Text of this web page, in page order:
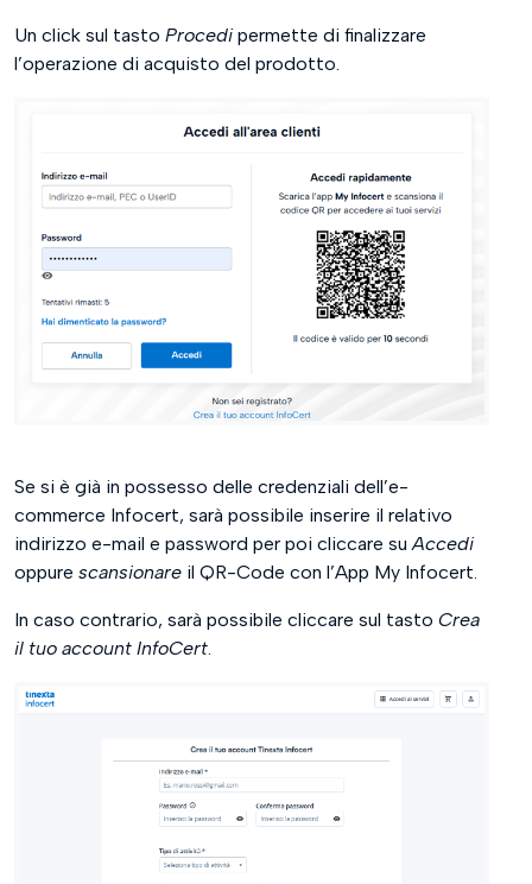
Un click sul tasto Procedi permette di finalizzare
l’operazione di acquisto del prodotto.
Se si è già in possesso delle credenziali dell’e-
commerce Infocert, sarà possibile inserire il relativo
indirizzo e-mail e password per poi cliccare suAccedi
oppure scansionare il QR-Code con l’App My Infocert.
In caso contrario, sarà possibile cliccare sul tasto Crea
il tuo account InfoCert.